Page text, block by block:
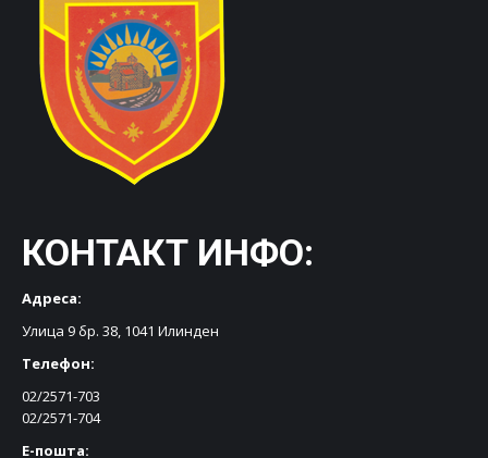
КОНТАКТ ИНФО:
Адреса:
Улица 9 бр. 38, 1041 Илинден
Телефон:
02/2571-703
02/2571-704
Е-пошта: